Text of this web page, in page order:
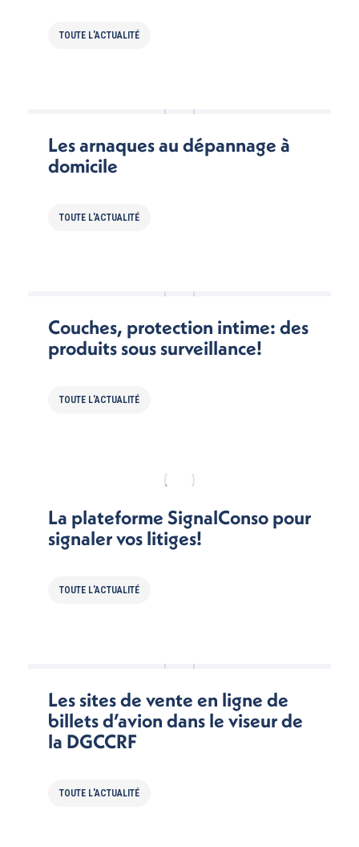
TOUTE L'ACTUALITÉ
Les arnaques au dépannage à
domicile
TOUTE L'ACTUALITÉ
Couches, protection intime: des
produits sous surveillance!
TOUTE L'ACTUALITÉ
La plateforme SignalConso pour
signaler vos litiges!
TOUTE L'ACTUALITÉ
Les sites de vente en ligne de
billets d’avion dans le viseur de
la DGCCRF
TOUTE L'ACTUALITÉ